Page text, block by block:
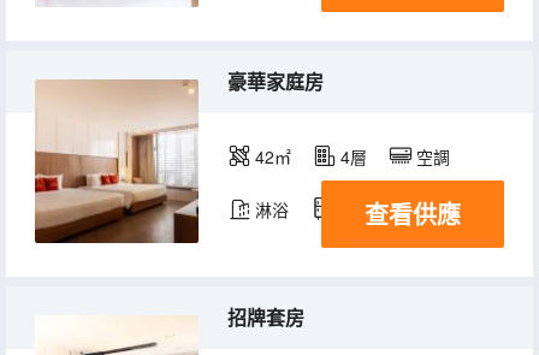
豪華家庭房
42㎡ 4層 空調
淋浴 冰箱查看供應
招牌套房